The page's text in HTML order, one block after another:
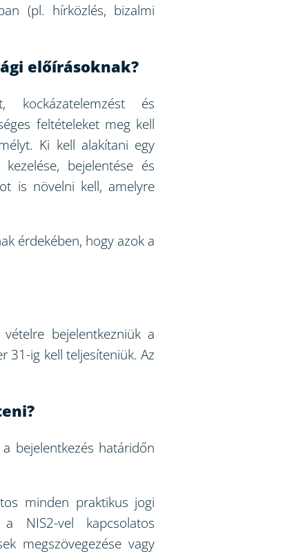
(pl. hírközlés, bizalmi
előírásoknak?
kockázatelemzést és
feltételeket meg kell
Ki kell alakítani egy
bejelentése és
is növelni kell, amelyre
érdekében, hogy azok a
bejelentkezniük a
31-ig kell teljesíteniük. Az
bejelentkezés határidőn
minden praktikus jogi
NIS2-vel kapcsolatos
megszövegezése vagy